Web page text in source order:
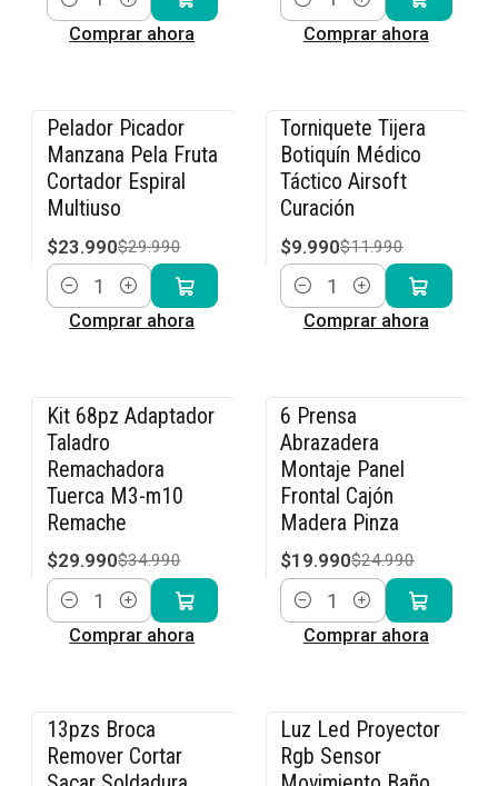
Cantidad
Comprar ahora
Cantidad
Comprar ahora
-20% OFF
Pelador Picador
Manzana Pela Fruta
Cortador Espiral
Multiuso
$23.990$29.990
Cantidad
Comprar ahora
-17% OFF
Torniquete Tijera
Botiquín Médico
Táctico Airsoft
Curación
$9.990$11.990
Cantidad
Comprar ahora
-14% OFF
Kit 68pz Adaptador
Taladro
Remachadora
Tuerca M3-m10
Remache
$29.990$34.990
Cantidad
Comprar ahora
-20% OFF
6 Prensa
Abrazadera
Montaje Panel
Frontal Cajón
Madera Pinza
$19.990$24.990
Cantidad
Comprar ahora
-15% OFF
13pzs Broca
Remover Cortar
-8% OFF
Luz Led Proyector
Rgb Sensor